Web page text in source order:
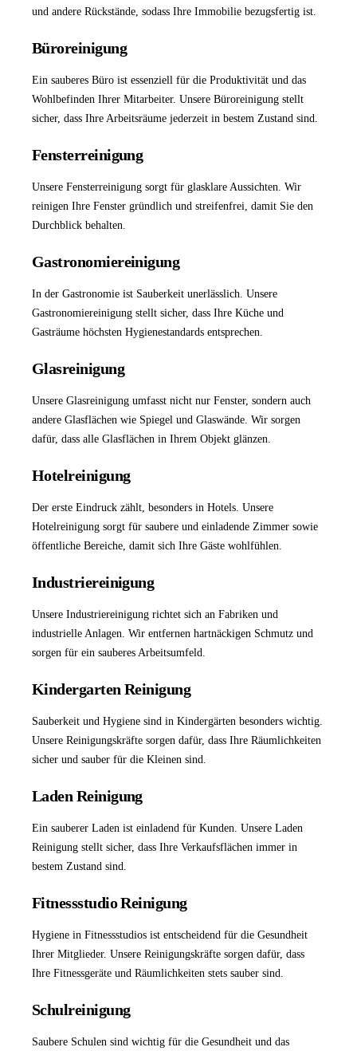
und andere Rückstände, sodass Ihre Immobilie bezugsfertig ist.
Büroreinigung
Ein sauberes Büro ist essenziell für die Produktivität und das
Wohlbefinden Ihrer Mitarbeiter. Unsere Büroreinigung stellt
sicher, dass Ihre Arbeitsräume jederzeit in bestem Zustand sind.
Fensterreinigung
Unsere Fensterreinigung sorgt für glasklare Aussichten. Wir
reinigen Ihre Fenster gründlich und streifenfrei, damit Sie den
Durchblick behalten.
Gastronomiereinigung
In der Gastronomie ist Sauberkeit unerlässlich. Unsere
Gastronomiereinigung stellt sicher, dass Ihre Küche und
Gasträume höchsten Hygienestandards entsprechen.
Glasreinigung
Unsere Glasreinigung umfasst nicht nur Fenster, sondern auch
andere Glasflächen wie Spiegel und Glaswände. Wir sorgen
dafür, dass alle Glasflächen in Ihrem Objekt glänzen.
Hotelreinigung
Der erste Eindruck zählt, besonders in Hotels. Unsere
Hotelreinigung sorgt für saubere und einladende Zimmer sowie
öffentliche Bereiche, damit sich Ihre Gäste wohlfühlen.
Industriereinigung
Unsere Industriereinigung richtet sich an Fabriken und
industrielle Anlagen. Wir entfernen hartnäckigen Schmutz und
sorgen für ein sauberes Arbeitsumfeld.
Kindergarten Reinigung
Sauberkeit und Hygiene sind in Kindergärten besonders wichtig.
Unsere Reinigungskräfte sorgen dafür, dass Ihre Räumlichkeiten
sicher und sauber für die Kleinen sind.
Laden Reinigung
Ein sauberer Laden ist einladend für Kunden. Unsere Laden
Reinigung stellt sicher, dass Ihre Verkaufsflächen immer in
bestem Zustand sind.
Fitnessstudio Reinigung
Hygiene in Fitnessstudios ist entscheidend für die Gesundheit
Ihrer Mitglieder. Unsere Reinigungskräfte sorgen dafür, dass
Ihre Fitnessgeräte und Räumlichkeiten stets sauber sind.
Schulreinigung
Saubere Schulen sind wichtig für die Gesundheit und das